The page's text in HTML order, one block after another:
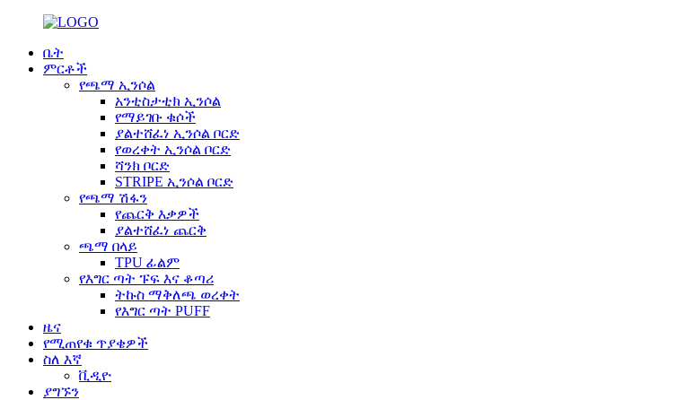
ቤት
ምርቶች
የጫማ ኢንሶል
አንቲስታቲክ ኢንሶል
የማይገቡ ቁሶች
ያልተሸፈነ ኢንሶል ቦርድ
የወረቀት ኢንሶል ቦርድ
ሻንክ ቦርድ
STRIPE ኢንሶል ቦርድ
የጫማ ሽፋን
የጨርቅ እቃዎች
ያልተሸፈነ ጨርቅ
ጫማ በላይ
TPU ፊልም
የእግር ጣት ፑፍ እና ቆጣሪ
ትኩስ ማቅለጫ ወረቀት
የእግር ጣት PUFF
ዜና
የሚጠየቁ ጥያቄዎች
ስለ እኛ
ቪዲዮ
ያግኙን